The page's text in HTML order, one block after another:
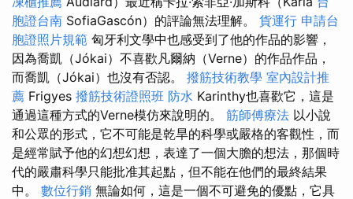
胞證台南 SofiaGascón）的評論無法理解。 貨運行 申請台
胞證照片規範 匈牙利文學中也感受到了他的作品的影響，
因為喬凱（Jókai）不喜歡凡爾納（Verne）的作品作品，
而喬凱（Jókai）也沒有否認。 撥筋技術教學 室內設計推
薦 Frigyes 撥筋技術證照班 防水 Karinthy也喜歡它，這是
通過這種方式的Verne模仿來說明的。 筋師傅療法 以小說
和公眾的形式，它不可能是乾旱的科學或嚴格的客觀性，而
是經常賦予他的幻想幻想，表達了一個大膽的想法，那個時
代的嚴肅科學只能批准其起點，但不能在他們的最終結果
中。 數位行銷 無論如何，這是一個不可避免的優點，它具